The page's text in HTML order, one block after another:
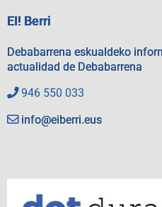
EI! Berri
Debabarrena eskualdeko
actualidad de Debabarrena
946 550 033
info@eiberri.eus